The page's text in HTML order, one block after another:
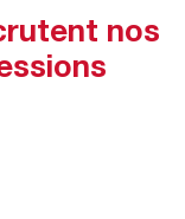
nos